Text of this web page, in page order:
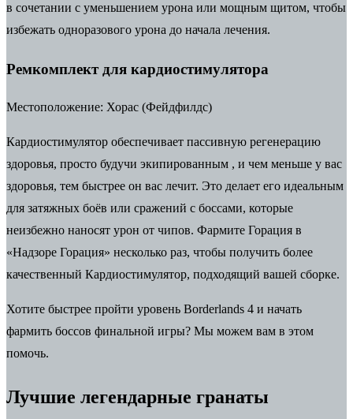
в сочетании с уменьшением урона или мощным щитом, чтобы
избежать одноразового урона до начала лечения.
Ремкомплект для кардиостимулятора
Местоположение: Хорас (Фейдфилдс)
Кардиостимулятор обеспечивает пассивную регенерацию
здоровья, просто будучи экипированным , и чем меньше у вас
здоровья, тем быстрее он вас лечит. Это делает его идеальным
для затяжных боёв или сражений с боссами, которые
неизбежно наносят урон от чипов. Фармите Горация в
«Надзоре Горация» несколько раз, чтобы получить более
качественный Кардиостимулятор, подходящий вашей сборке.
Хотите быстрее пройти уровень Borderlands 4 и начать
фармить боссов финальной игры? Мы можем вам в этом
помочь.
Лучшие легендарные гранаты